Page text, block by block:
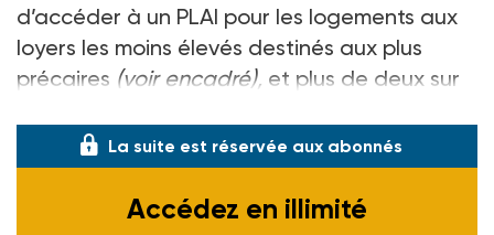
d’accéder à un PLAI pour les logements aux
loyers les moins élevés destinés aux plus
précaires (voir encadré), et plus de deux sur
La suite est réservée aux abonnés
Accédez en illimité